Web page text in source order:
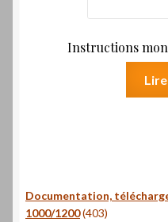
Instructions
Documentation,
1000/1200 403403